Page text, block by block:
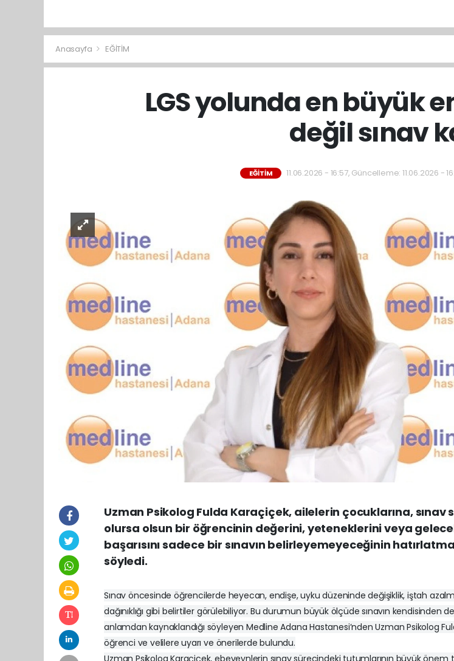
Anasayfa EĞİTİM
LGS yolunda en büyük
değil sınav
EĞİTİM 11.06.2026 - 16:57, Güncelleme: 11.06.2026 -
Uzman Psikolog Fulda Karaçiçek, ailelerin çocuklarına, sınav
olursa olsun bir öğrencinin değerini, yeteneklerini veya
başarısını sadece bir sınavın belirleyemeyeceğinin
söyledi.
Sınav öncesinde öğrencilerde heyecan, endişe, uyku düzeninde değişiklik, iştah
dağınıklığı gibi belirtiler görülebiliyor. Bu durumun büyük ölçüde sınavın kendisinden
anlamdan kaynaklandığı söyleyen Medline Adana Hastanesi’nden Uzman Psikolog
öğrenci ve velilere uyarı ve önerilerde bulundu.